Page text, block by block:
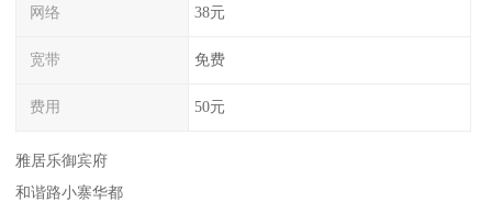
网络 38元
宽带 免费
费用 50元
雅居乐御宾府
和谐路小寨华都